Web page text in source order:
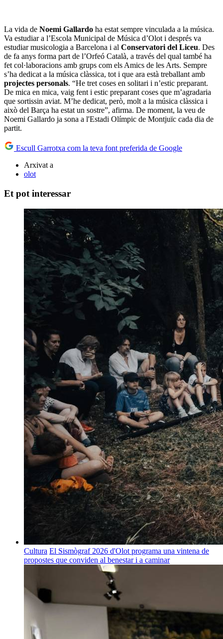
La vida de Noemi Gallardo ha estat sempre vinculada a la música.
Va estudiar a l’Escola Municipal de Música d’Olot i després va
estudiar musicologia a Barcelona i al Conservatori del Liceu. Des
de fa anys forma part de l’Orfeó Català, a través del qual també ha
fet col·laboracions amb grups com els Amics de les Arts. Sempre
s’ha dedicat a la música clàssica, tot i que ara està treballant amb
projectes personals. “He tret coses en solitari i n’estic preparant.
De mica en mica, vaig fent i estic preparant coses que m’agradaria
que sortissin aviat. M’he dedicat, però, molt a la música clàssica i
això del Barça ha estat un sostre”, afirma. De moment, la veu de
Noemi Gallardo ja sona a l'Estadi Olímpic de Montjuïc cada dia de
partit.
Escull Garrotxa com la teva font preferida de Google
Arxivat a
olot
Et pot interessar
Cultura El Sismògraf 2026 d'Olot programa una vintena de
propostes que conviden al benestar i a caminar